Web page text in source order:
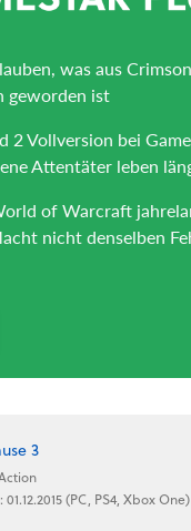
3
01.12.2015 (PC, PS4, Xbox One)